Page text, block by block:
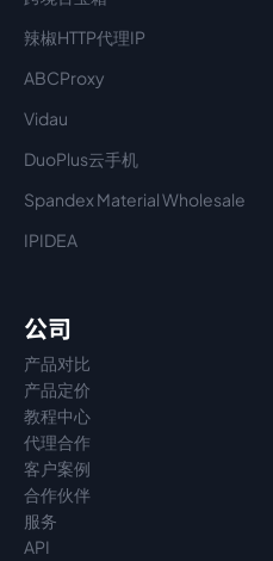
辣椒HTTP代理IP
ABCProxy
Vidau
DuoPlus云手机
Spandex Material Wholesale​
IPIDEA
公司
产品对比
产品定价
教程中心
代理合作
客户案例
合作伙伴
服务
API